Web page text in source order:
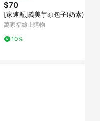
$70
[家速配]義美芋頭包子(奶素)
萬家福線上購物
10%